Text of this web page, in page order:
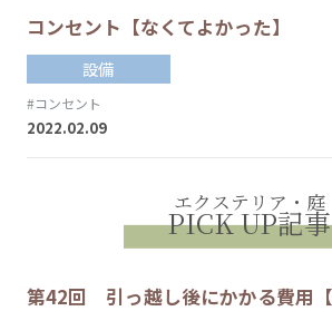
コンセント【なくてよかった】
設備
#コンセント
2022.02.09
エクステリア・庭
PICK UP記事
第42回 引っ越し後にかかる費用